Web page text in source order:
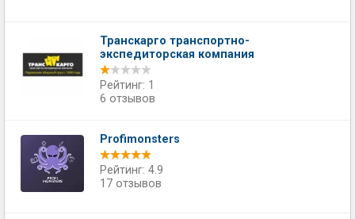
Транскарго транспортно-
экспедиторская компания
Рейтинг: 1
6 отзывов
Profimonsters
Рейтинг: 4.9
17 отзывов